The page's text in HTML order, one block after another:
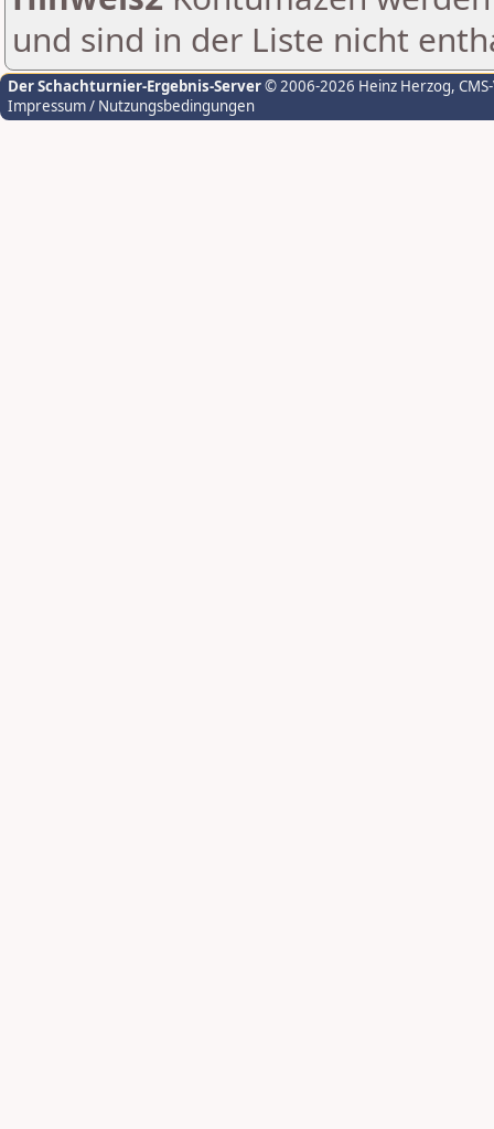
und sind in der Liste nicht
Der Schachturnier-Ergebnis-Server© 2006-2026 Heinz Herzog,
Impressum / Nutzungsbedingungen